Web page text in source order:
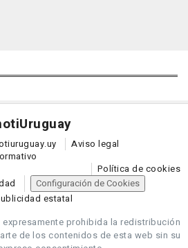
Uruguay
Aviso legal
Política de cookies
Configuración de Cookies
estatal
expresamente prohibida la redistribución
de los contenidos de esta web sin su